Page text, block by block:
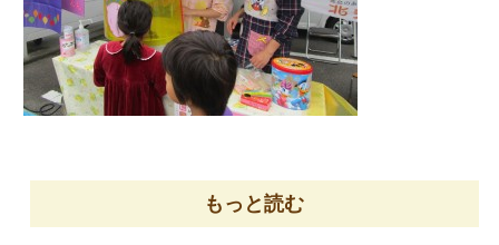
「一緒にしよう。」「いいよ。」
もっと読む